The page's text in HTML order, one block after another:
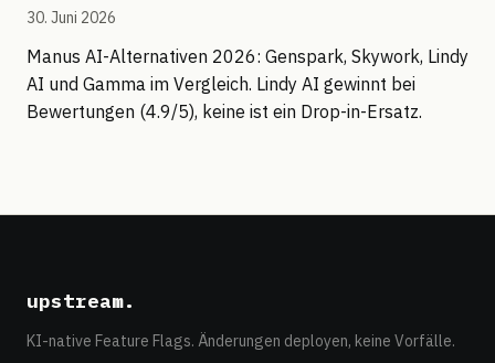
30. Juni 2026
Manus AI-Alternativen 2026: Genspark, Skywork, Lindy
AI und Gamma im Vergleich. Lindy AI gewinnt bei
Bewertungen (4.9/5), keine ist ein Drop-in-Ersatz.
upstream.
KI-native Feature Flags. Änderungen deployen, keine Vorfälle.